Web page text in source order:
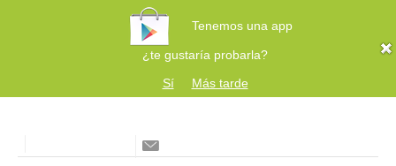
Tenemos una app
¿te gustaría probarla?
Sí
Más tarde